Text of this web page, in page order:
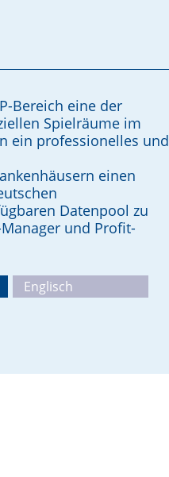
Bereich eine der
Spielräume im
ein professionelles und
einen
Datenpool zu
und Profit-
Englisch